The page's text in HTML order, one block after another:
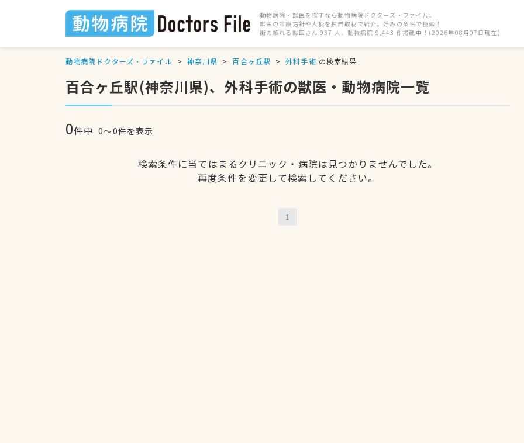
動物病院・獣医を探すなら動物病院ドクターズ・ファイル。
獣医の診療方針や人柄を独自取材で紹介。好みの条件で検索！
街の頼れる獣医さん 937 人、動物病院 9,443 件掲載中！(2026年08月07日現在)
動物病院ドクターズ・ファイル 神奈川県 百合ヶ丘駅 外科手術 の検索結果
百合ヶ丘駅(神奈川県)、外科手術の獣医・動物病院一覧
0件中 0〜0件を表示
検索条件に当てはまるクリニック・病院は見つかりませんでした。
再度条件を変更して検索してください。
1